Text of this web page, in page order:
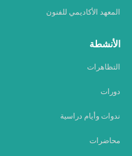
المعهد الأكاديمي للفنون
الأنشطة
التظاهرات
دورات
ندوات وأيام دراسية
محاضرات